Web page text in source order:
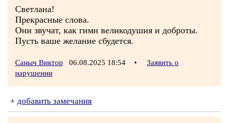
Светлана!
Прекрасные слова.
Они звучат, как гимн великодушия и доброты.
Пусть ваше желание сбудется.
Саныч Виктор 06.08.2025 18:54 •
Заявить о
нарушении
+ добавить замечания